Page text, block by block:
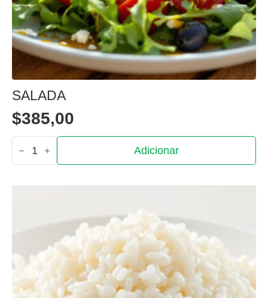
SALADA
$385,00
Quantidade
de
Salada
Adicionar